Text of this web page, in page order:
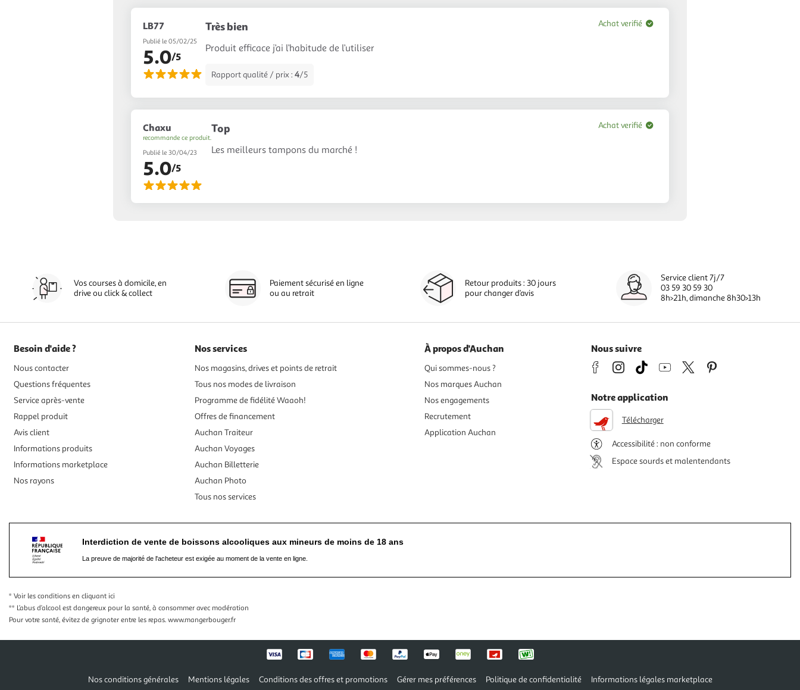
avis
LB77
Publié le 05/02/25
5.0/5
Très bien
Produit efficace j’ai l’habitude de l’utiliser
Rapport qualité / prix : 4/5
Achat verifié
Chaxu
recommande ce produit.
Publié le 30/04/23
5.0/5
Top
Les meilleurs tampons du marché !
Achat verifié
Vos courses à domicile, en
drive ou click & collect
Paiement sécurisé en ligne
ou au retrait
Retour produits : 30 jours
pour changer d’avis
Service client 7j/7
03 59 30 59 30
8h>21h, dimanche 8h30>13h
Besoin d'aide ?
Nous contacter
Questions fréquentes
Service après-vente
Rappel produit
Avis client
Informations produits
Informations marketplace
Nos rayons
Nos services
Nos magasins, drives et points de retrait
Tous nos modes de livraison
Programme de fidélité Waaoh!
Offres de financement
Auchan Traiteur
Auchan Voyages
Auchan Billetterie
Auchan Photo
Tous nos services
À propos d'Auchan
Qui sommes-nous ?
Nos marques Auchan
Nos engagements
Recrutement
Application Auchan
Nous suivre
Notre application
Télécharger
Accessibilité : non conforme
Espace sourds et malentendants
Interdiction de vente de boissons alcooliques aux mineurs de moins de 18 ans
La preuve de majorité de l'acheteur est exigée au moment de la vente en ligne.
* Voir les conditions en cliquant ici
** L’abus d’alcool est dangereux pour la santé, à consommer avec modération
Pour votre santé, évitez de grignoter entre les repas. www.mangerbouger.fr
Nos conditions générales Mentions légales Conditions des offres et promotions Gérer mes préférences Politique de confidentialité Informations légales marketplace